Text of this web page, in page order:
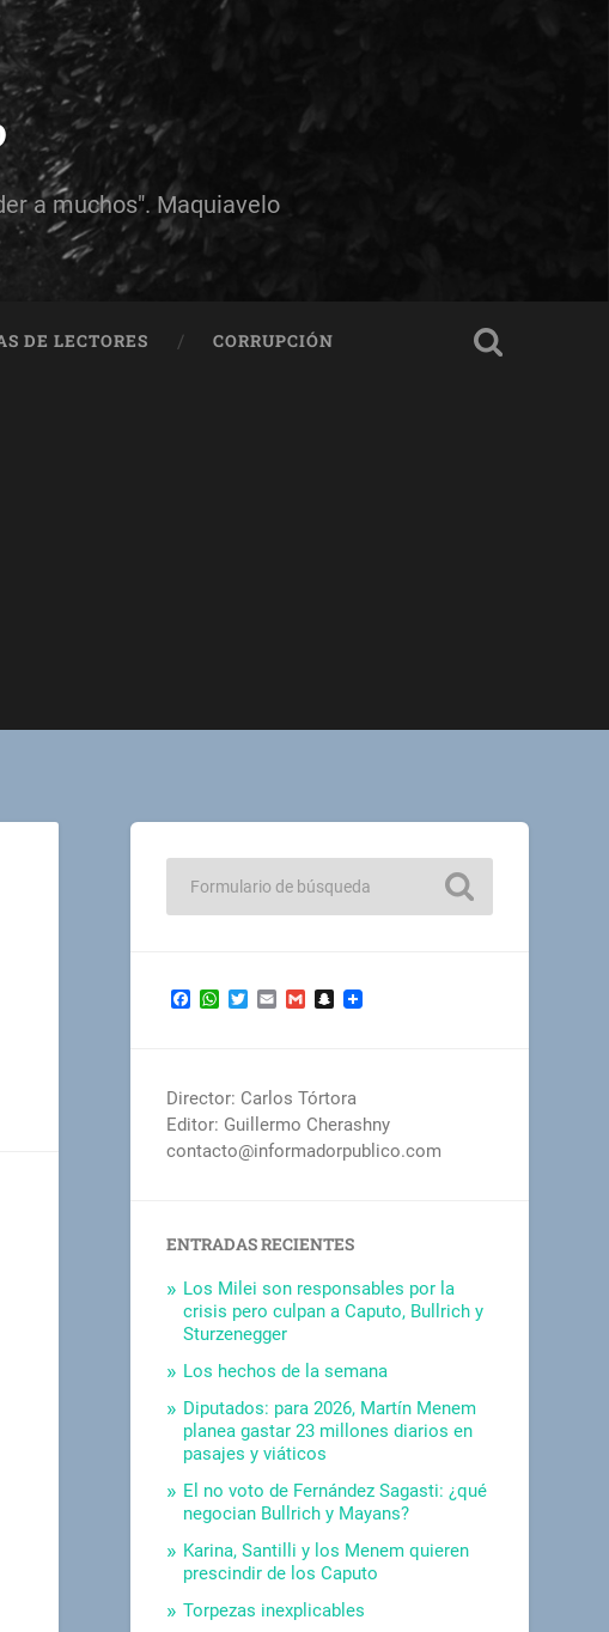
a muchos". Maquiavelo
DE LECTORES CORRUPCIÓN
Facebook
WhatsApp
TwitterEmailGmailSnapchat
Director: Carlos Tórtora
Editor: Guillermo Cherashny
contacto@informadorpublico.com
ENTRADAS RECIENTES
Los Milei son responsables por la
crisis pero culpan a Caputo, Bullrich y
Sturzenegger
Los hechos de la semana
Diputados: para 2026, Martín Menem
planea gastar 23 millones diarios en
pasajes y viáticos
El no voto de Fernández Sagasti: ¿qué
negocian Bullrich y Mayans?
Karina, Santilli y los Menem quieren
prescindir de los Caputo
Torpezas inexplicables